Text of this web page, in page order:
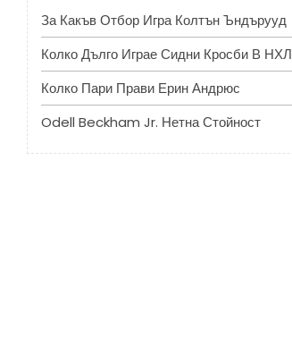
За Какъв Отбор Игра Колтън Ъндърууд
Колко Дълго Играе Сидни Кросби В НХЛ
Колко Пари Прави Ерин Андрюс
Odell Beckham Jr. Нетна Стойност